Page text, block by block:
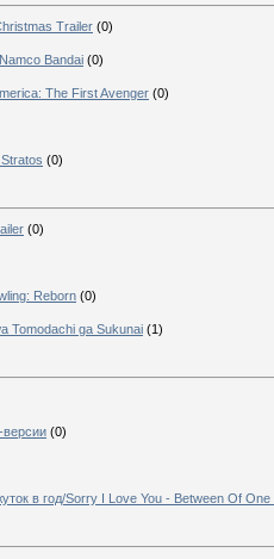
Trailer (0)
Bandai (0)
The First Avenger (0)
(0)
(0)
Reborn (0)
Tomodachi ga Sukunai (1)
версии (0)
в год/Sorry I Love You - Between Of One